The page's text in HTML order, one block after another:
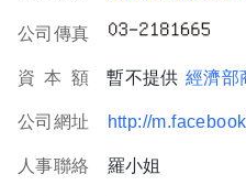
公司傳真
資 本 額 暫不提供 經濟部
公司網址 http://
人事聯絡 羅小姐